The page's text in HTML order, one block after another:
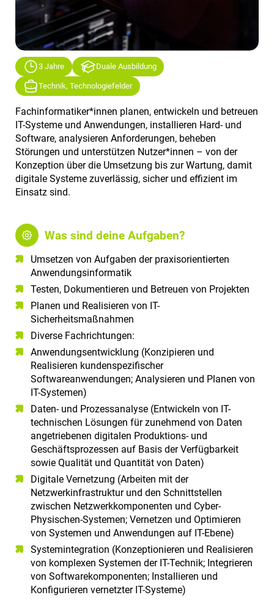
3 Jahre Duale Ausbildung
Technik, Technologiefelder
Fachinformatiker*innen planen, entwickeln und betreuen
IT-Systeme und Anwendungen, installieren Hard- und
Software, analysieren Anforderungen, beheben
Störungen und unterstützen Nutzer*innen – von der
Konzeption über die Umsetzung bis zur Wartung, damit
digitale Systeme zuverlässig, sicher und effizient im
Einsatz sind.
Was sind deine Aufgaben?
Umsetzen von Aufgaben der praxisorientierten
Anwendungsinformatik
Testen, Dokumentieren und Betreuen von Projekten
Planen und Realisieren von IT-
Sicherheitsmaßnahmen
Diverse Fachrichtungen:
Anwendungsentwicklung (Konzipieren und
Realisieren kundenspezifischer
Softwareanwendungen; Analysieren und Planen von
IT-Systemen)
Daten- und Prozessanalyse (Entwickeln von IT-
technischen Lösungen für zunehmend von Daten
angetriebenen digitalen Produktions- und
Geschäftsprozessen auf Basis der Verfügbarkeit
sowie Qualität und Quantität von Daten)
Digitale Vernetzung (Arbeiten mit der
Netzwerkinfrastruktur und den Schnittstellen
zwischen Netzwerkkomponenten und Cyber-
Physischen-Systemen; Vernetzen und Optimieren
von Systemen und Anwendungen auf IT-Ebene)
Systemintegration (Konzeptionieren und Realisieren
von komplexen Systemen der IT-Technik; Integrieren
von Softwarekomponenten; Installieren und
Konfigurieren vernetzter IT-Systeme)